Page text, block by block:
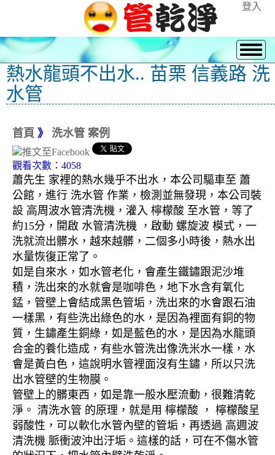
登入
熱水龍頭不出水.. 苗栗 信義路 洗
水管
首頁 》 洗水管 案例
觀看次數：4058
蕭先生 家裡的熱水幾乎不出水，本公司驅車至 蕭
公館，進行 洗水管 作業，檢測並無發現，本公司裝
設 高周波水管清洗機，灌入 檸檬酸 至水管，等了
約15分，開啟 水管清洗機 ，啟動 螺旋波 模式，一
洗就流出髒水，越來越髒，二個多小時後，熱水出
水量恢復正常了。
如是自來水，如水管老化，會產生鐵鏽跟泥沙堆
積，洗出來的水就會是咖啡色，地下水含有氧化
錳，管壁上會結成黑色管垢，洗出來的水會跟石油
一樣黑，有些洗出綠色的水，是因為裡面有銅的物
質，生鏽產生銅綠，如是藍色的水，是因為水龍頭
合金的養化造成，有些水管洗出像洗米水一樣，水
會是黃白色，這說明水管裡面沒有生鏽，所以只洗
出水管壁的生物膜。
管壁上的髒東西，如是靠一般水壓流動，很難清乾
淨。 清洗水管 的原理，就是用 檸檬酸 ， 檸檬酸呈
弱酸性，可以軟化水管內壁的管垢，再透過 高週波
清洗機 脈衝波沖出汙垢。這樣的話，可在不傷水管